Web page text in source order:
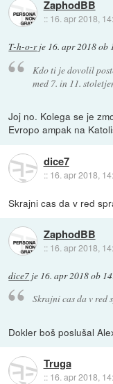
ZaphodBB
:: 16. apr 2018,
T-h-o-rje 16. apr 2018 ob
Kdo ti je dovolil
med 7. in 11.
Joj no. Kolega se je
Evropo ampak na
dice7
:: 16. apr 2018,
Skrajni cas da v red
ZaphodBB
:: 16. apr 2018,
dice7 je 16. apr 2018 ob
Skrajni cas da v red
Dokler boš poslušal
Truga
:: 16. apr 2018,